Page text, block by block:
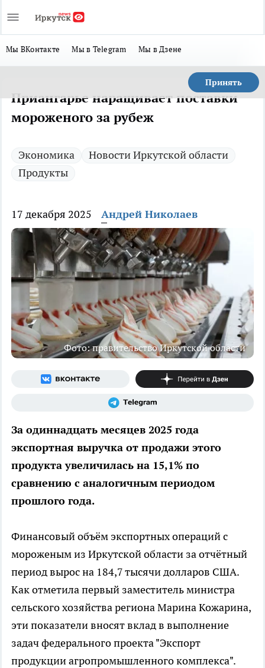
Мы ВКонтакте Мы в Telegram Мы в Дзене
Принять
Приангарье наращивает поставки
мороженого за рубеж
Экономика
Новости Иркутской области
Продукты
17 декабря 2025 Андрей Николаев
Фото: правительство Иркутской области
За одиннадцать месяцев 2025 года
экспортная выручка от продажи этого
продукта увеличилась на 15,1% по
сравнению с аналогичным периодом
прошлого года.
Финансовый объём экспортных операций с
мороженым из Иркутской области за отчётный
период вырос на 184,7 тысячи долларов США.
Как отметила первый заместитель министра
сельского хозяйства региона Марина Кожарина,
эти показатели вносят вклад в выполнение
задач федерального проекта "Экспорт
продукции агропромышленного комплекса".